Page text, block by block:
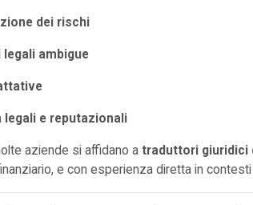
dei rischi
legali ambigue
legali e reputazionali
aziende si affidano a traduttori giuridici
e con esperienza diretta in contesti